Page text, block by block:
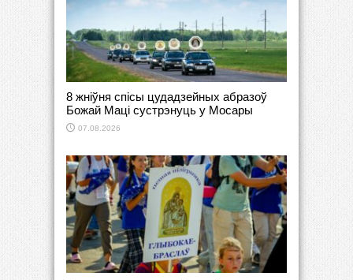
8 жніўня спісы цудадзейных абразоў
Божай Маці сустрэнуць у Мосары
07.08.2026